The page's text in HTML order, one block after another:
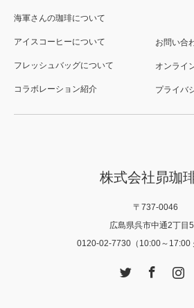
海軍さんの珈琲について
アイスコーヒーについて
フレッシュバッグについて
コラボレーション紹介
お問い合
オンライ
プライバ
株式会社昴珈
〒737-0046
広島県呉市中通2丁目
0120-02-7730（10:00～17:00